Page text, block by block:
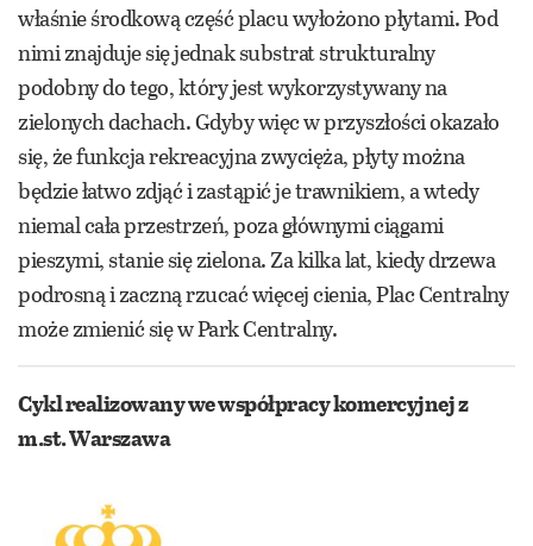
właśnie środkową część placu wyłożono płytami. Pod
nimi znajduje się jednak substrat strukturalny
podobny do tego, który jest wykorzystywany na
zielonych dachach. Gdyby więc w przyszłości okazało
się, że funkcja rekreacyjna zwycięża, płyty można
będzie łatwo zdjąć i zastąpić je trawnikiem, a wtedy
niemal cała przestrzeń, poza głównymi ciągami
pieszymi, stanie się zielona. Za kilka lat, kiedy drzewa
podrosną i zaczną rzucać więcej cienia, Plac Centralny
może zmienić się w Park Centralny.
Cykl realizowany we współpracy komercyjnejz
m.st. Warszawa